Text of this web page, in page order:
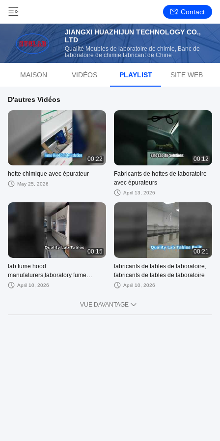
Contact
JIANGXI HUAZHIJUN TECHNOLOGY CO.,
LTD
Qualité Meubles de laboratoire de chimie, Banc de
laboratoire de chimie fabricant de Chine
MAISON VIDÉOS PLAYLIST SITE WEB
D'autres Vidéos
00:22
hotte chimique avec épurateur
May 25, 2026
00:12
Fabricants de hottes de laboratoire
avec épurateurs
April 13, 2026
00:15
lab fume hood
manufaturers,laboratory fume
cupboard manufacturers
April 10, 2026
00:21
fabricants de tables de laboratoire,
fabricants de tables de laboratoire
April 10, 2026
VUE DAVANTAGE